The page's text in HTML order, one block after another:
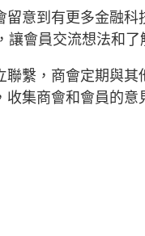
意到有更多金融
會員交流想法和了
繫，商會定期與
收集商會和會員的